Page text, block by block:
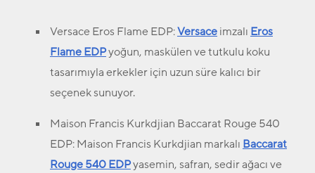
Versace Eros Flame EDP:Versaceimzalı Eros
Flame EDPyoğun, maskülen ve tutkulu koku
tasarımıyla erkekler için uzun süre kalıcı bir
seçenek sunuyor.
Maison Francis Kurkdjian Baccarat Rouge 540
EDP:Maison Francis Kurkdjian markalı Baccarat
Rouge 540 EDPyasemin, safran, sedir ağacı ve